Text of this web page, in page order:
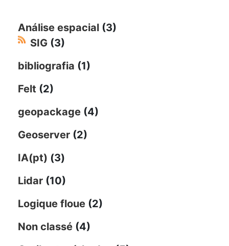
Análise espacial (3)
SIG (3)
bibliografia (1)
Felt (2)
geopackage (4)
Geoserver (2)
IA(pt) (3)
Lidar (10)
Logique floue (2)
Non classé (4)